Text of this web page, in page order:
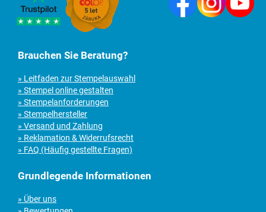
Brauchen Sie Beratung?
» Leitfaden zur Stempelauswahl
» Stempel online gestalten
» Stempelanforderungen
» Stempelhersteller
» Versand und Zahlung
» Reklamation & Widerrufsrecht
» FAQ (Häufig gestellte Fragen)
Grundlegende Informationen
» Über uns